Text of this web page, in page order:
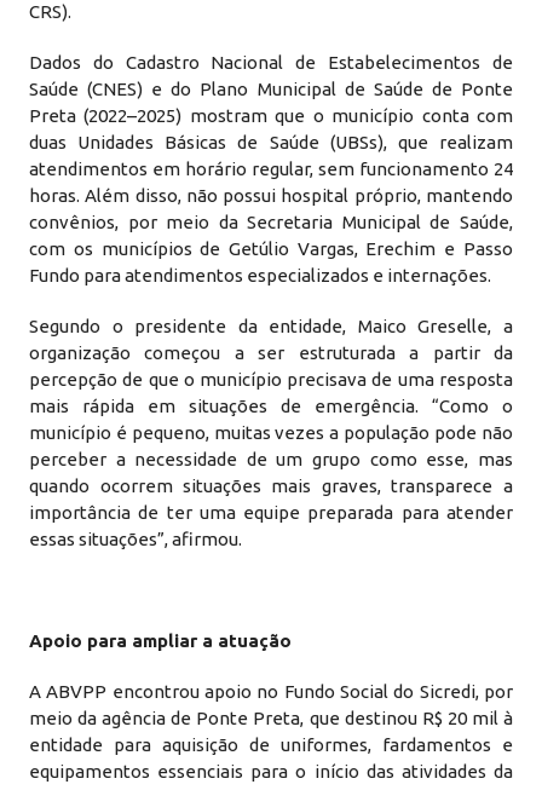
CRS).
Dados do Cadastro Nacional de Estabelecimentos de
Saúde (CNES) e do Plano Municipal de Saúde de Ponte
Preta (2022–2025) mostram que o município conta com
duas Unidades Básicas de Saúde (UBSs), que realizam
atendimentos em horário regular, sem funcionamento 24
horas. Além disso, não possui hospital próprio, mantendo
convênios, por meio da Secretaria Municipal de Saúde,
com os municípios de Getúlio Vargas, Erechim e Passo
Fundo para atendimentos especializados e internações.
Segundo o presidente da entidade, Maico Greselle, a
organização começou a ser estruturada a partir da
percepção de que o município precisava de uma resposta
mais rápida em situações de emergência. “Como o
município é pequeno, muitas vezes a população pode não
perceber a necessidade de um grupo como esse, mas
quando ocorrem situações mais graves, transparece a
importância de ter uma equipe preparada para atender
essas situações”, afirmou.
Apoio para ampliar a atuação
A ABVPP encontrou apoio no Fundo Social do Sicredi, por
meio da agência de Ponte Preta, que destinou R$ 20 mil à
entidade para aquisição de uniformes, fardamentos e
equipamentos essenciais para o início das atividades da